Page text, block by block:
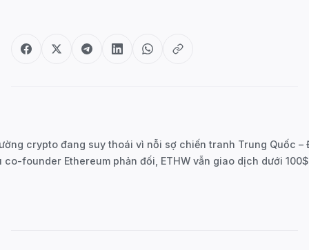
crypto đang suy thoái vì nỗi sợ chiến tranh Trung Quốc –
co-founder Ethereum phản đối, ETHW vẫn giao dịch dưới